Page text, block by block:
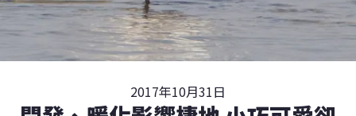
2017年10月31日